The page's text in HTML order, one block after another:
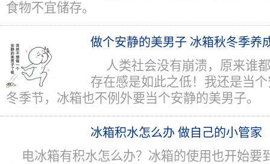
食物不宜储存。
做个安静的美男子 冰箱秋冬季养
人类社会没有崩溃，原来谁
存在感是如此之低！我还是当
冬季节，冰箱也不例外要当个安静的美男子。
冰箱积水怎么办 做自己的小管家
电冰箱有积水怎么办？冰箱的使用也开始要